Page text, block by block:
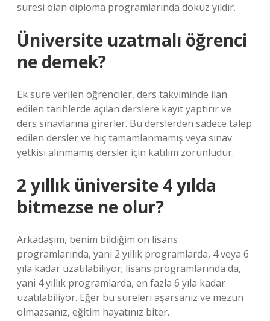
süresi olan diploma programlarında dokuz yıldır.
Üniversite uzatmalı öğrenci
ne demek?
Ek süre verilen öğrenciler, ders takviminde ilan
edilen tarihlerde açılan derslere kayıt yaptırır ve
ders sınavlarına girerler. Bu derslerden sadece talep
edilen dersler ve hiç tamamlanmamış veya sınav
yetkisi alınmamış dersler için katılım zorunludur.
2 yıllık üniversite 4 yılda
bitmezse ne olur?
Arkadaşım, benim bildiğim ön lisans
programlarında, yani 2 yıllık programlarda, 4 veya 6
yıla kadar uzatılabiliyor; lisans programlarında da,
yani 4 yıllık programlarda, en fazla 6 yıla kadar
uzatılabiliyor. Eğer bu süreleri aşarsanız ve mezun
olmazsanız, eğitim hayatınız biter.